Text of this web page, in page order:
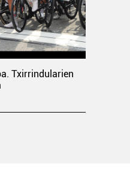
Txirrindularien